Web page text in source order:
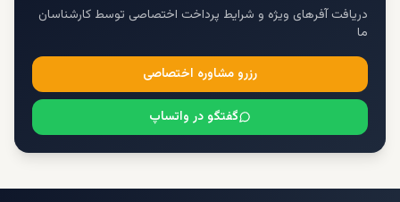
دریافت آفرهای ویژه و شرایط پرداخت اختصاصی توسط کارشناسان
ما
رزرو مشاوره اختصاصی
گفتگو در واتساپ